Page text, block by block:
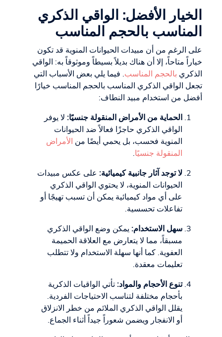
الخيار الأفضل: الواقي الذكري
المناسب بالحجم المناسب
على الرغم من أن مبيدات الحيوانات المنوية قد تكون
خياراً متاحاً، إلا أن هناك بديلاً بسيطاً وموثوقاً به: الواقي
الذكري بالحجم المناسب. فيما يلي بعض الأسباب التي
تجعل الواقي الذكري المناسب بالحجم المناسب خيارًا
أفضل من استخدام مبيد النطاف:
الحماية من الأمراض المنقولة جنسيًا: لا يوفر
الواقي الذكري حاجزًا فعالاً ضد الحيوانات
المنوية فحسب، بل يحمي أيضًا من الأمراض
المنقولة جنسيًا.
لا توجد آثار جانبية كيميائية: على عكس مبيدات
الحيوانات المنوية، لا يحتوي الواقي الذكري
على أي مواد كيميائية يمكن أن تسبب تهيجًا أو
تفاعلات تحسسية.
سهل الاستخدام: يمكن وضع الواقي الذكري
مسبقاً، مما لا يتعارض مع العلاقة الحميمة
العفوية. كما أنها سهلة الاستخدام ولا تتطلب
تعليمات معقدة.
تنوع الأحجام والمواد: تأتي الواقيات الذكرية
بأحجام مختلفة لتناسب الاحتياجات الفردية.
يقلل الواقي الذكري الملائم من خطر الانزلاق
أو الانفجار ويضمن شعوراً جيداً أثناء الجماع.